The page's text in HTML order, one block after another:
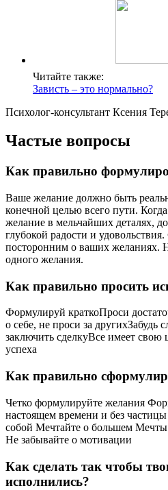
Читайте также:
Зависть – это нормально?
Психолог-консультант Ксения
Частые вопросы
Как правильно
Ваше желание должно быть
конечной целью всего пути.
желание в мельчайших деталях,
глубокой радости и
посторонним о ваших желаниях.
одного желания.
Как правильно просить
Формулируй краткоПроси
о себе, не проси за другихЗабудь
заключить сделкуВсе имеет
успеха
Как правильно
Четко формулируйте желания
настоящем времени и без
собой Мечтайте о большем Мечты
Не забывайте о мотивации
Как сделать так чтобы
исполнились?